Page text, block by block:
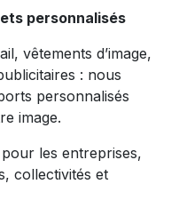
personnalisés
vêtements d’image,
: nous
personnalisés
image.
les entreprises,
collectivités et